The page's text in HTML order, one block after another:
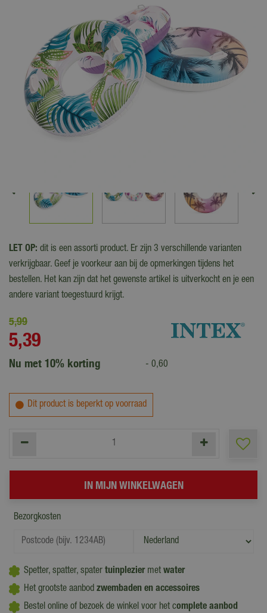
LET OP: dit is een assorti product. Er zijn 3 verschillende varianten
verkrijgbaar. Geef je voorkeur aan bij de opmerkingen tijdens het
bestellen. Het kan zijn dat het gewenste artikel is uitverkocht en je een
andere variant toegestuurd krijgt.
5,99
5,39
Nu met 10% korting - 0,60
Dit product is beperkt op voorraad
Bezorgkosten
Spetter, spatter, spater tuinplezier met water
Het grootste aanbod zwembaden en accessoires
Bestel online of bezoek de winkel voor het complete aanbod